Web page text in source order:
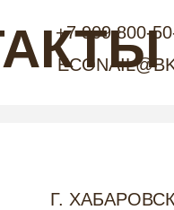
+7 909 800-
Г.